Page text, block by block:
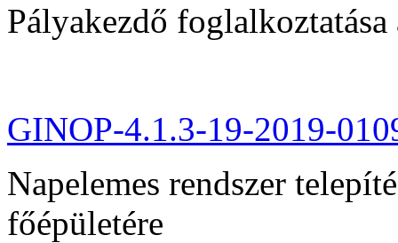
Pályakezdő
GINOP-4.1.3-19-2019-
Napelemes rendszer
főépületére